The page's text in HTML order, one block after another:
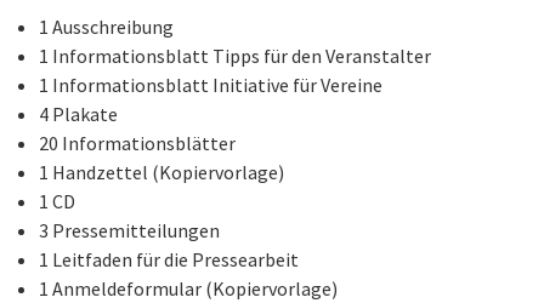
1 Ausschreibung
1 Informationsblatt Tipps für den Veranstalter
1 Informationsblatt Initiative für Vereine
4 Plakate
20 Informationsblätter
1 Handzettel (Kopiervorlage)
1 CD
3 Pressemitteilungen
1 Leitfaden für die Pressearbeit
1 Anmeldeformular (Kopiervorlage)